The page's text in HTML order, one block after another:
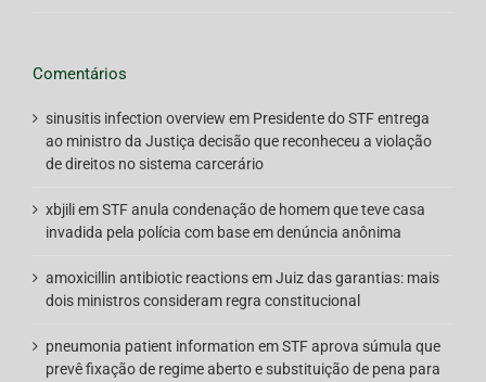
Comentários
sinusitis infection overview em Presidente do STF entrega
ao ministro da Justiça decisão que reconheceu a violação
de direitos no sistema carcerário
xbjiliemSTF anula condenação de homem que teve casa
invadida pela polícia com base em denúncia anônima
amoxicillin antibiotic reactionsemJuiz das garantias: mais
dois ministros consideram regra constitucional
pneumonia patient information emSTF aprova súmula que
prevê fixação de regime aberto e substituição de pena para